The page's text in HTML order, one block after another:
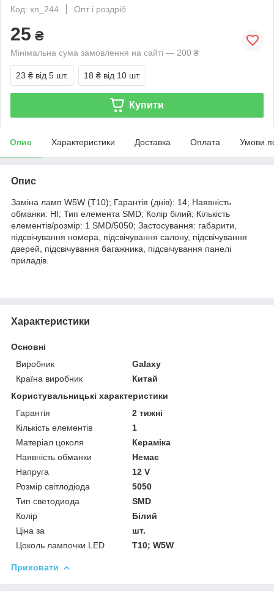
Код: xn_244
Опт і роздріб
25 ₴
Мінімальна сума замовлення на сайті — 200 ₴
23 ₴ від 5 шт. 18 ₴ від 10 шт.
Купити
Опис Характеристики Доставка Оплата Умови
Опис
Заміна ламп W5W (Т10); Гарантія (днів): 14; Наявність
обманки: НІ; Тип елемента SMD; Колір білий; Кількість
елементів/розмір: 1 SMD/5050; Застосування: габарити,
підсвічування номера, підсвічування салону, підсвічування
дверей, підсвічування багажника, підсвічування панелі
приладів.
Характеристики
Основні
Виробник
Galaxy
Країна виробник
Китай
Користувальницькі характеристики
Гарантія
2 тижні
Кількість елементів
1
Матеріал цоколя
Кераміка
Наявність обманки
Немає
Напруга
12 V
Розмір світлодіода
5050
Тип светодиода
SMD
Колір
Білий
Ціна за
шт.
Цоколь лампочки LED
T10; W5W
Приховати